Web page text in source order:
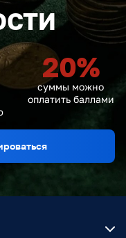
20%
суммы можно
оплатить баллами